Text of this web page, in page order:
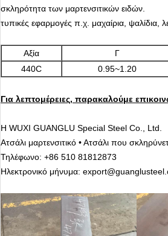
σκληρότητα των μαρτενσιτικών ειδών.
τυπικές εφαρμογές π.χ. μαχαίρια, ψαλίδια,
Αξία Γ
440C
0.95~1.20
Για λεπτομέρειες, παρακαλούμε
Η WUXI GUANGLU Special Steel Co., Ltd.
Ατσάλι μαρτενσιτικό • Ατσάλι που
Τηλέφωνο: +86 510 81812873
Ηλεκτρονικό μήνυμα: